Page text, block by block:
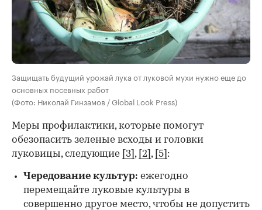
Защищать будущий урожай лука от луковой мухи нужно еще до
основных посевных работ
(Фото: Николай Гинзамов / Global Look Press)
Меры профилактики, которые помогут
обезопасить зеленые всходы и головки
луковицы, следующие
[3] , [2] , [5] :
Чередование культур: ежегодно
перемещайте луковые культуры в
совершенно другое место, чтобы не допустить